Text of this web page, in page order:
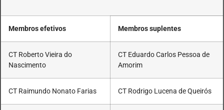
Membros efetivos Membros suplentes
CT Roberto Vieira do
Nascimento
CT Eduardo Carlos Pessoa de
Amorim
CT Raimundo Nonato Farias CT Rodrigo Lucena de Queirós